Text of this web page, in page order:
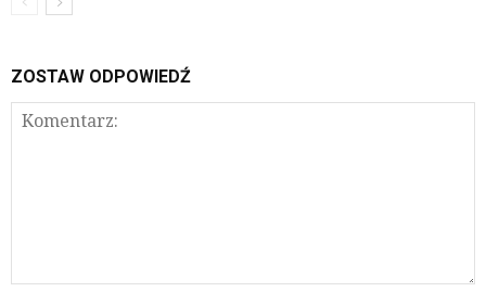
ZOSTAW ODPOWIEDŹ